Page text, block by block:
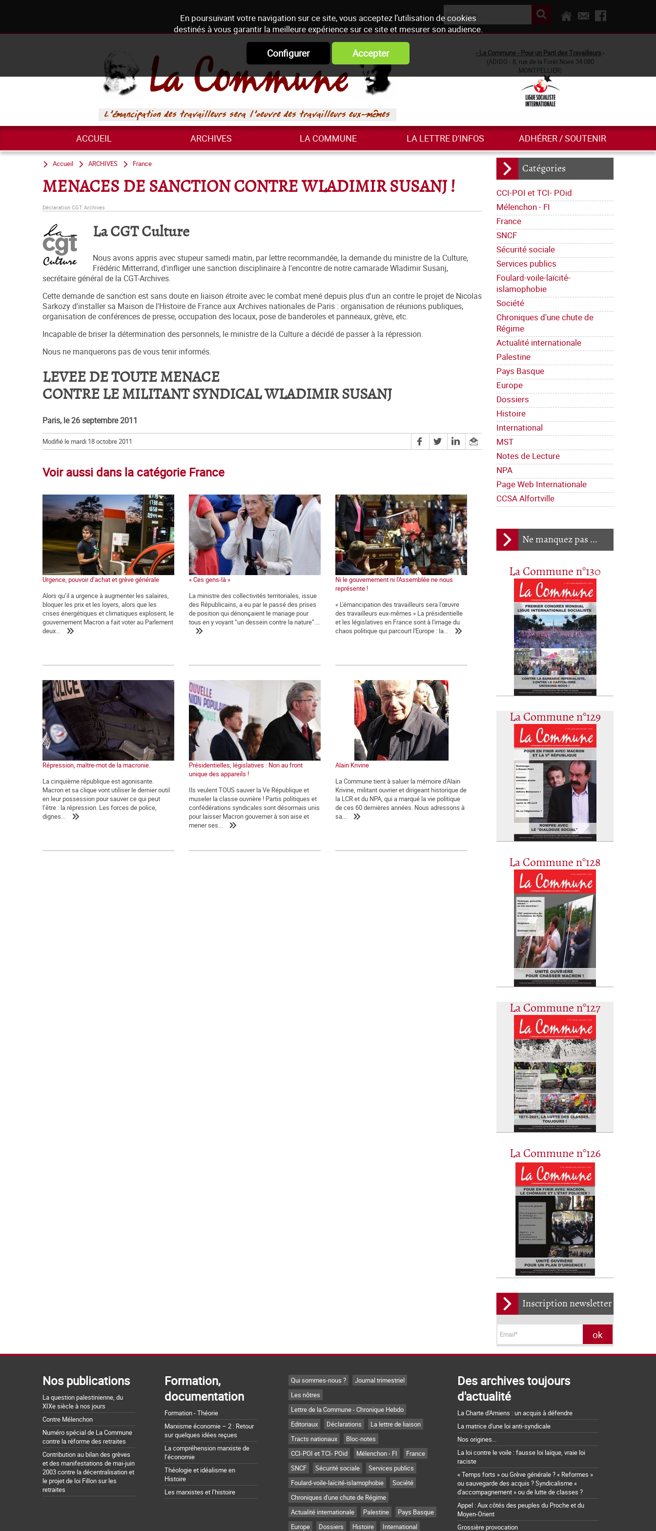
En poursuivant votre navigation sur ce site, vous acceptez l’utilisation de cookies
destinés à vous garantir la meilleure expérience sur ce site et mesurer son audience.
Configurer Accepter - La Commune - Pour un Parti des Travailleurs -
(ADIDO - 8, rue de la Forêt Noire 34 080
MONTPELLIER)
ACCUEIL ARCHIVES LA COMMUNE LA LETTRE D'INFOS ADHÉRER / SOUTENIR
Catégories
CCI-POI et TCI- POid
Mélenchon - FI
France
SNCF
Sécurité sociale
Services publics
Foulard-voile-laïcité-
islamophobie
Société
Chroniques d'une chute de
Régime
Actualité internationale
Palestine
Pays Basque
Europe
Dossiers
Histoire
International
MST
Notes de Lecture
NPA
Page Web Internationale
CCSA Alfortville
Ne manquez pas ...
La Commune n°130
La Commune n°129
La Commune n°128
La Commune n°127
La Commune n°126
Inscription newsletter
Accueil ARCHIVES France
MENACES DE SANCTION CONTRE WLADIMIR SUSANJ !
Déclaration CGT Archives
La CGT Culture
Nous avons appris avec stupeur samedi matin, par lettre recommandée, la demande du ministre de la Culture,
Frédéric Mitterrand, d'infliger une sanction disciplinaire à l'encontre de notre camarade Wladimir Susanj,
secrétaire général de la CGT-Archives.
Cette demande de sanction est sans doute en liaison étroite avec le combat mené depuis plus d'un an contre le projet de Nicolas
Sarkozy d'installer sa Maison de l'Histoire de France aux Archives nationales de Paris : organisation de réunions publiques,
organisation de conférences de presse, occupation des locaux, pose de banderoles et panneaux, grève, etc.
Incapable de briser la détermination des personnels, le ministre de la Culture a décidé de passer à la répression.
Nous ne manquerons pas de vous tenir informés.
LEVEE DE TOUTE MENACE
CONTRE LE MILITANT SYNDICAL WLADIMIR SUSANJ
Paris, le 26 septembre 2011
Modifié le mardi 18 octobre 2011
Voir aussi dans la catégorie France
Urgence, pouvoir d’achat et grève générale
Alors qu’il a urgence à augmenter les salaires,
bloquer les prix et les loyers, alors que les
crises énergétiques et climatiques explosent, le
gouvernement Macron a fait voter au Parlement
deux...
« Ces gens-là »
La ministre des collectivités territoriales, issue
des Républicains, a eu par le passé des prises
de position qui dénonçaient le mariage pour
tous en y voyant “un dessein contre la nature”....
Ni le gouvernement ni l'Assemblée ne nous
représente !
« L'émancipation des travailleurs sera l'œuvre
des travailleurs eux-mêmes » La présidentielle
et les législatives en France sont à l'image du
chaos politique qui parcourt l'Europe : la...
Répression, maître-mot de la macronie.
La cinquième république est agonisante.
Macron et sa clique vont utiliser le dernier outil
en leur possession pour sauver ce qui peut
l’être : la répression. Les forces de police,
dignes...
Présidentielles, législatives : Non au front
unique des appareils !
Ils veulent TOUS sauver la Ve République et
museler la classe ouvrière ! Partis politiques et
confédérations syndicales sont désormais unis
pour laisser Macron gouverner à son aise et
mener ses...
Alain Krivine
La Commune tient à saluer la mémoire d'Alain
Krivine, militant ouvrier et dirigeant historique de
la LCR et du NPA, qui a marqué la vie politique
de ces 60 dernières années. Nous adressons à
sa...
Nos publications
La question palestinienne, du
XIXe siècle à nos jours
Contre Mélenchon
Numéro spécial de La Commune
contre la réforme des retraites
Contribution au bilan des grèves
et des manifestations de mai-juin
2003 contre la décentralisation et
le projet de loi Fillon sur les
retraites
Formation,
documentation
Formation - Théorie
Marxisme économie – 2 : Retour
sur quelques idées reçues
La compréhension marxiste de
l’économie
Théologie et idéalisme en
Histoire
Les marxistes et l’histoire
Qui sommes-nous ?
Journal trimestriel
Les nôtres
Lettre de la Commune - Chronique Hebdo
Editoriaux
Déclarations
La lettre de liaison
Tracts nationaux
Bloc-notes
CCI-POI et TCI- POid
Mélenchon - FI
France
SNCF
Sécurité sociale
Services publics
Foulard-voile-laïcité-islamophobie
Société
Chroniques d'une chute de Régime
Actualité internationale
Palestine
Pays Basque
Europe
Dossiers Histoire International
Des archives toujours
d'actualité
La Charte d'Amiens : un acquis à défendre
La matrice d'une loi anti-syndicale
Nos origines...
La loi contre le voile : fausse loi laïque, vraie loi
raciste
« Temps forts » ou Grève générale ? « Reformes »
ou sauvegarde des acquis ? Syndicalisme «
d'accompagnement » ou de lutte de classes ?
Appel : Aux côtés des peuples du Proche et du
Moyen-Orient
Grossière provocation